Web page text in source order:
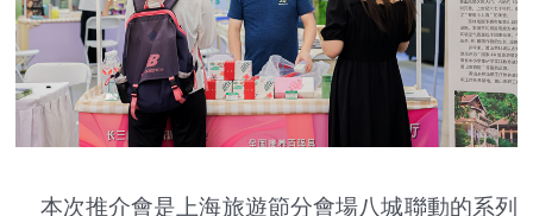
本次推介會是上海旅遊節分會場八城聯動的系列